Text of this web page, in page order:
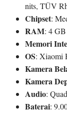
nits, TÜV
Chipset:
RAM: 4 GB
Memori
OS: Xiaomi
Kamera
Kamera
Audio:
Baterai: